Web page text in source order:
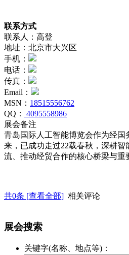
联系方式
联系人：高登
地址：北京市大兴区
手机：
电话：
传真：
Email：
MSN： 18515556762
QQ：
4095558986
展会备注
青岛国际人工智能博览会作为经
来，已成功走过22载春秋，深耕
流、推动经贸合作的核心桥梁与重
共0条 [查看全部] 相关评论
展会搜索
关键字(名称、地点等)：